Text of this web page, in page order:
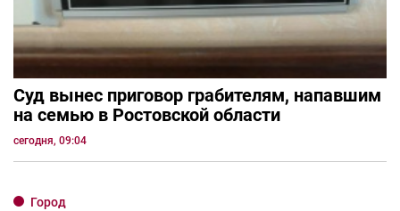
Суд вынес приговор грабителям, напавшим
на семью в Ростовской области
сегодня, 09:04
Город